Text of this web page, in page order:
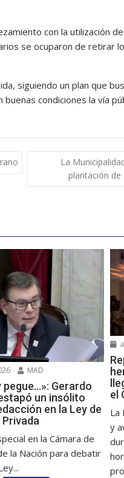
con la utilización
se ocuparon de retirar
siguiendo un plan que
condiciones la vía
La
plantación
MAD
pegue…»: Gerardo
un insólito
en la Ley de
en la Cámara de
la Nación para debatir
el
La
y